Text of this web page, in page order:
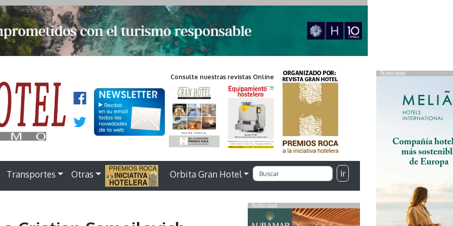
Publicidad
Consulte nuestras revistas Online
Transportes Otras . Orbita Gran Hotel Ir
Publicidad